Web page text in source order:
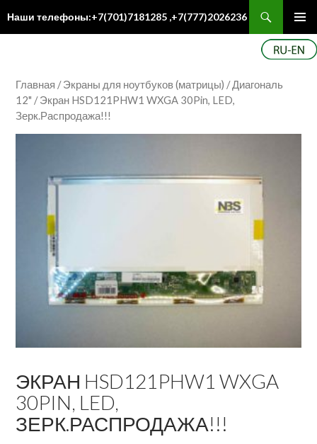
Наши телефоны:+7(701)7181285 ,+7(777)2026236
Главная /Экраны для ноутбуков (матрицы) /Диагональ
12" / Экран HSD121PHW1 WXGA 30Pin, LED,
Зерк.Распродажа!!!
ЭКРАН HSD121PHW1 WXGA
30PIN, LED,
ЗЕРК.РАСПРОДАЖА!!!